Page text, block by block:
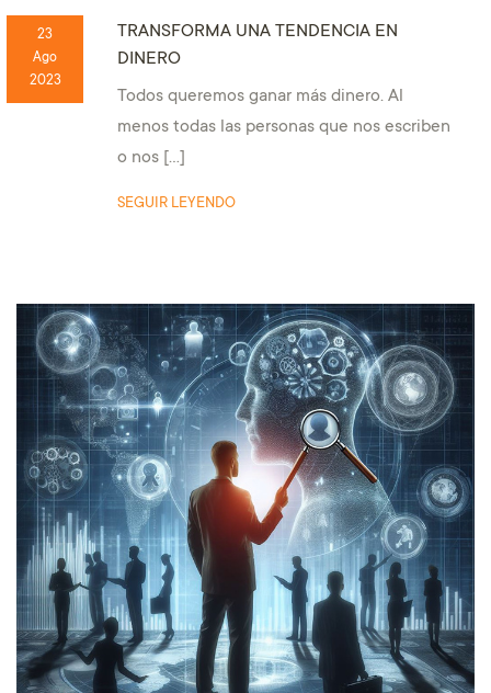
23
Ago
2023
TRANSFORMA UNA TENDENCIA EN
DINERO
Todos queremos ganar más dinero. Al
menos todas las personas que nos escriben
o nos […]
SEGUIR LEYENDO